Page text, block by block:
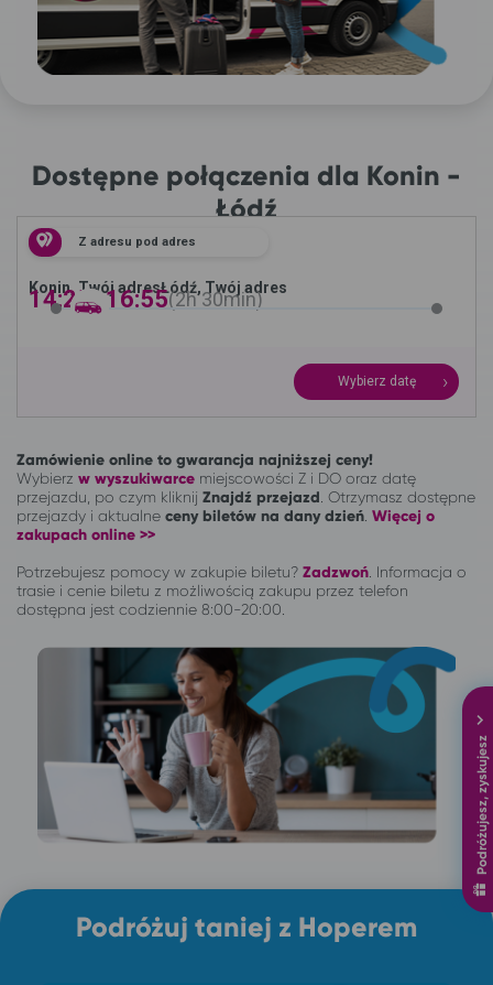
Podróżujesz, zyskujesz
Dostępne połączenia dla Konin -
Łódź
Z adresu pod adres
Konin, Twój adresŁódź, Twój adres
14:25 -16:55 2h30min
Wybierz datę
Zamówienie online to gwarancja najniższej ceny!
Wybierz w wyszukiwarce miejscowości Z i DO oraz datę
przejazdu, po czym kliknij Znajdź przejazd . Otrzymasz dostępne
przejazdy i aktualne ceny biletów na dany dzień Więcej o
zakupach online >>
Potrzebujesz pomocy w zakupie biletu? Zadzwoń Informacja o
trasie i cenie biletu z możliwością zakupu przez telefon
dostępna jest codziennie 8:00-20:00.
Podróżuj taniej z Hoperem